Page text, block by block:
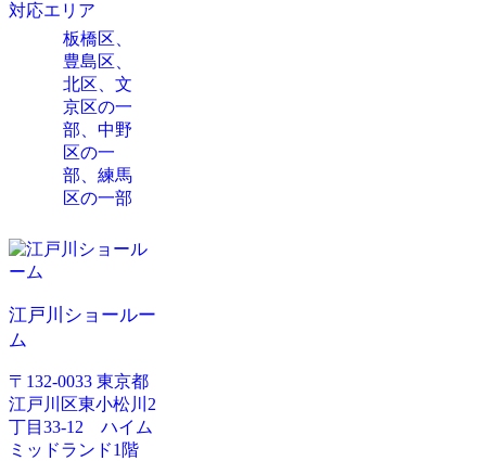
対応エリア
板橋区、
豊島区、
北区、文
京区の一
部、中野
区の一
部、練馬
区の一部
江戸川ショールー
ム
〒132-0033 東京都
江戸川区東小松川2
丁目33-12 ハイム
ミッドランド1階